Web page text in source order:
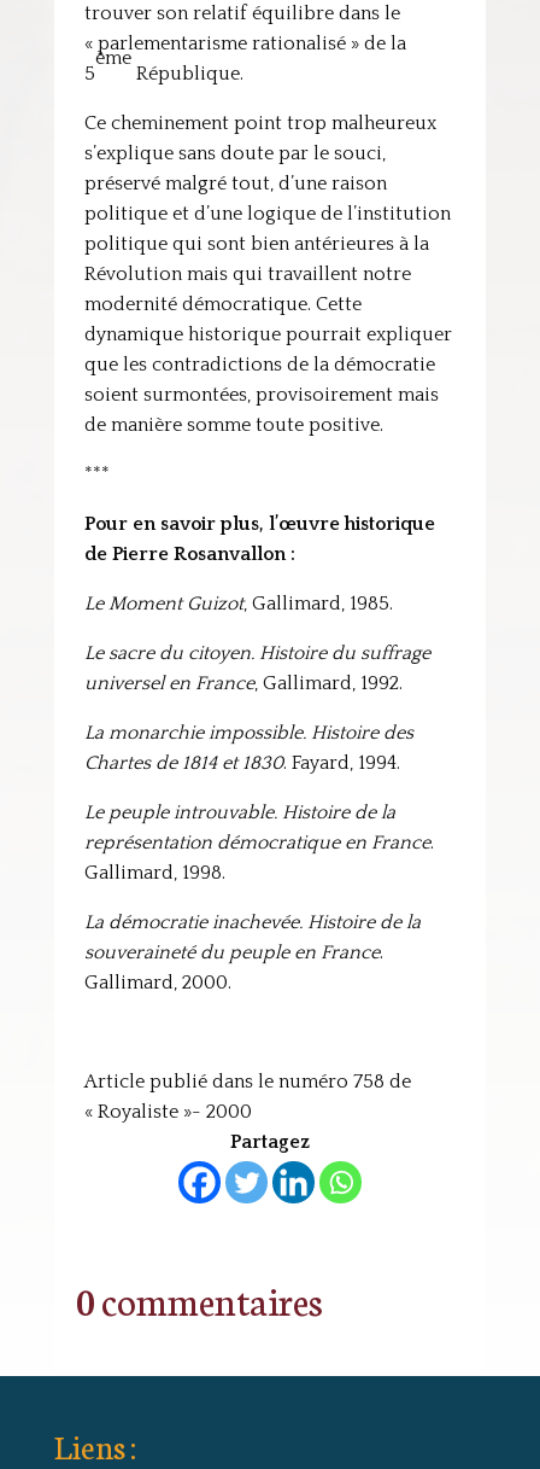
trouver son relatif équilibre dans le
« parlementarisme rationalisé » de la
5
ème
République.
Ce cheminement point trop malheureux
s’explique sans doute par le souci,
préservé malgré tout, d’une raison
politique et d’une logique de l’institution
politique qui sont bien antérieures à la
Révolution mais qui travaillent notre
modernité démocratique. Cette
dynamique historique pourrait expliquer
que les contradictions de la démocratie
soient surmontées, provisoirement mais
de manière somme toute positive.
***
Pour en savoir plus, l’œuvre historique
de Pierre Rosanvallon :
Le Moment Guizot, Gallimard, 1985.
Le sacre du citoyen. Histoire du suffrage
universel en France, Gallimard, 1992.
La monarchie impossible. Histoire des
Chartes de 1814 et 1830. Fayard, 1994.
Le peuple introuvable. Histoire de la
représentation démocratique en France.
Gallimard, 1998.
La démocratie inachevée. Histoire de la
souveraineté du peuple en France.
Gallimard, 2000.
Article publié dans le numéro 758 de
« Royaliste »- 2000
Partagez
0 commentaires
Liens :